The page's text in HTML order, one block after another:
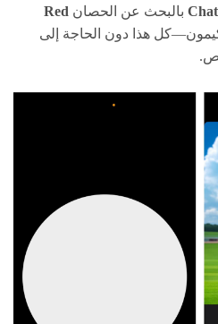
بالبحث عن الحصان Red
هذا دون الحاجة إلى